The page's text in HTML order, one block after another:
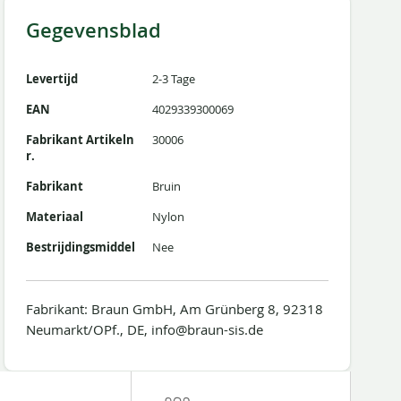
Gegevensblad
Levertijd
2-3 Tage
EAN
4029339300069
Fabrikant Artikeln
r.
30006
Fabrikant
Bruin
Materiaal
Nylon
Bestrijdingsmiddel
Nee
Fabrikant: Braun GmbH, Am Grünberg 8, 92318
Neumarkt/OPf., DE, info@braun-sis.de